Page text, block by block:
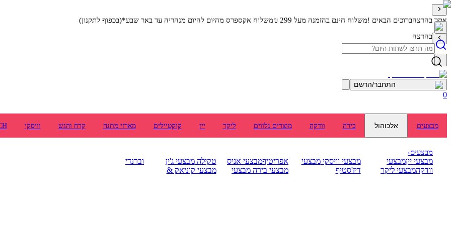
אתר בהרצהברוכים הבאים !משלוח חינם בהזמנה מעל 299 ₪
משלוח אקספרס מהיום להיום מנהריה עד באר שבע*(בכפוף לתקנון)
אתר בהרצה
התחבר/הרשם
0
מבצעים אלכוהול בירה וודקה מוצרים נלווים ליקר יין קוקטיילים מארזי מתנה קרח והגש וויסקי
מבצעים›
מבצעי ייןמבצעי
וודקהמבצעי ליקר
מבצעי וויסקימבצעי
דיז'סטיף
אפריטיףמבצעי אניס
מבצעי בירה מבצעי
טקילהמבצעי ג'ין
מבצעי קוניאק &
וברנדי